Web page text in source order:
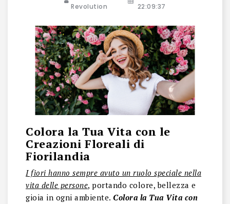
Revolution
22:09:37
Colora la Tua Vita con le
Creazioni Floreali di
Fiorilandia
I fiori hanno sempre avuto un ruolo speciale nella
vita delle persone, portando colore, bellezza e
gioia in ogni ambiente. Colora la Tua Vita con